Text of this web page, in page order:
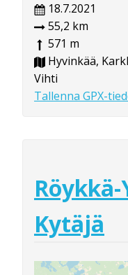
18.7.2021
55,2 km
571 m
Hyvinkää,
Vihti
Tallenna GPX-
Kytäjä